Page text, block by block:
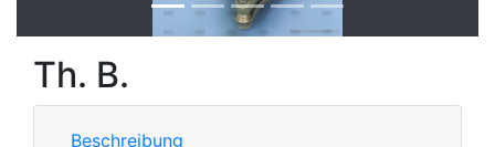
Th. B.
Beschreibung